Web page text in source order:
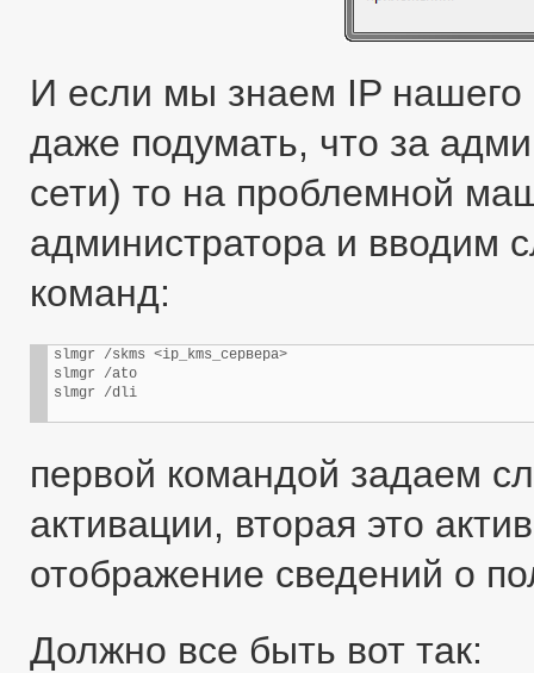
И если мы знаем IP нашего
даже подумать, что за
сети) то на проблемной
администратора и вводим
команд:
slmgr /skms <ip_kms_сервера>
slmgr /ato
slmgr /dli
первой командой задаем
активации, вторая это
отображение сведений о
Должно все быть вот так: